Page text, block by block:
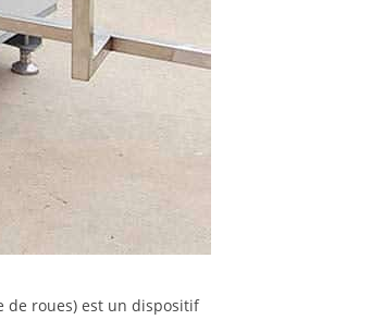
de roues) est un dispositif